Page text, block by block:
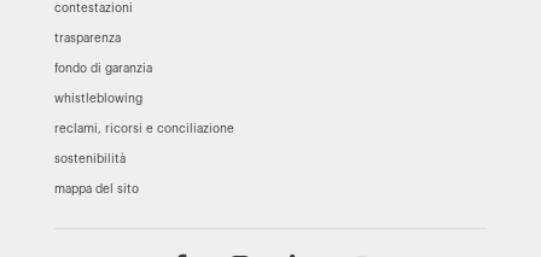
contestazioni
trasparenza
fondo di garanzia
whistleblowing
reclami, ricorsi e conciliazione
sostenibilità
mappa del sito